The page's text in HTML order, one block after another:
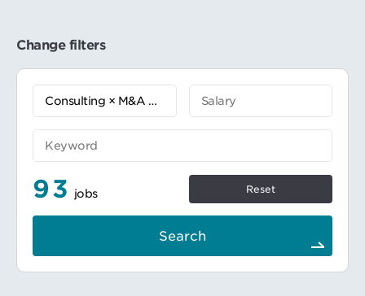
Change filters
93 jobs
Search
Reset